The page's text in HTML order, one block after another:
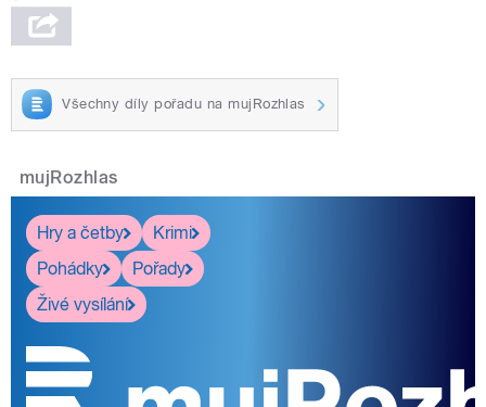
Všechny díly pořadu na mujRozhlas
mujRozhlas
Hry a četby
Krimi
Pohádky
Pořady
Živé vysílání